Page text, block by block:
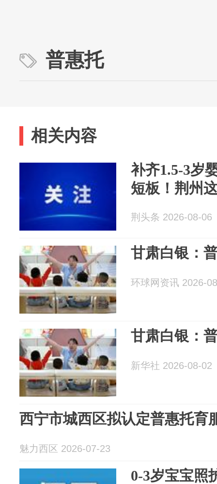
普惠托
相关内容
补齐1.5‑3岁
短板！荆州
荆头条 2026-08-06
甘肃白银：
环球网资讯 2026-
甘肃白银：
新华社 2026-08-02
西宁市城西区拟认定普惠托育
魅力西区 2026-07-23
0-3岁宝宝照